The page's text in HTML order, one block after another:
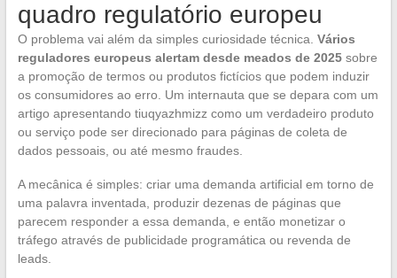
quadro regulatório europeu
O problema vai além da simples curiosidade técnica. Vários
reguladores europeus alertam desde meados de 2025sobre
a promoção de termos ou produtos fictícios que podem induzir
os consumidores ao erro. Um internauta que se depara com um
artigo apresentando tiuqyazhmizz como um verdadeiro produto
ou serviço pode ser direcionado para páginas de coleta de
dados pessoais, ou até mesmo fraudes.
A mecânica é simples: criar uma demanda artificial em torno de
uma palavra inventada, produzir dezenas de páginas que
parecem responder a essa demanda, e então monetizar o
tráfego através de publicidade programática ou revenda de
leads.